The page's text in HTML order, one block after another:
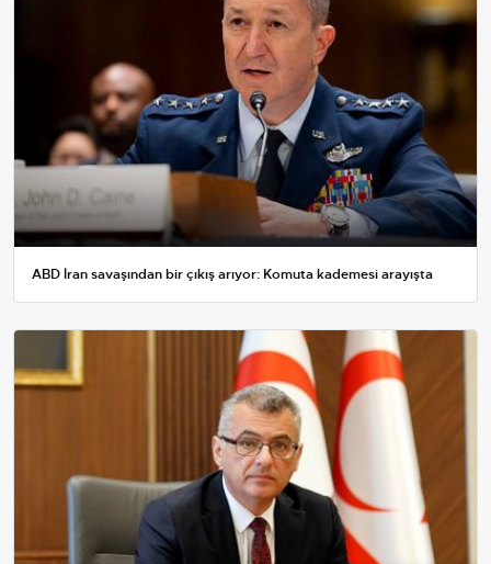
ABD İran savaşından bir çıkış arıyor: Komuta kademesi arayışta